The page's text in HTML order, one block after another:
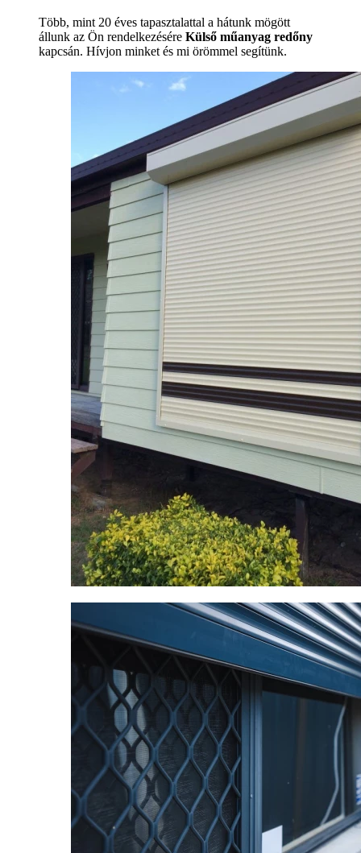
Több, mint 20 éves tapasztalattal a hátunk mögött
állunk az Ön rendelkezésére Külső műanyag redőny
kapcsán. Hívjon minket és mi örömmel segítünk.